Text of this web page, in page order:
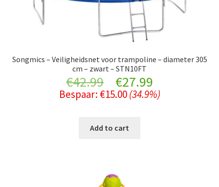
Songmics – Veiligheidsnet voor trampoline – diameter 305
cm – zwart – STN10FT
€42.99
Original
price
was:
€27.99Current
price
Bespaar: €15.00 (34.9%)
Add to cart